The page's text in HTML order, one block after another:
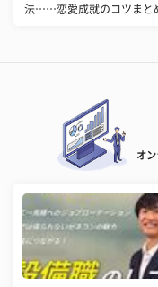
法……恋愛成就のコツまと
オ